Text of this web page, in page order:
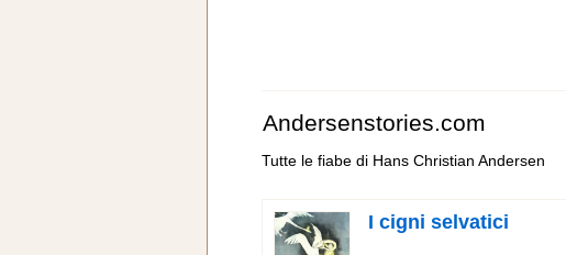
Andersenstories.com
Tutte le fiabe di Hans Christian Andersen
I cigni selvatici